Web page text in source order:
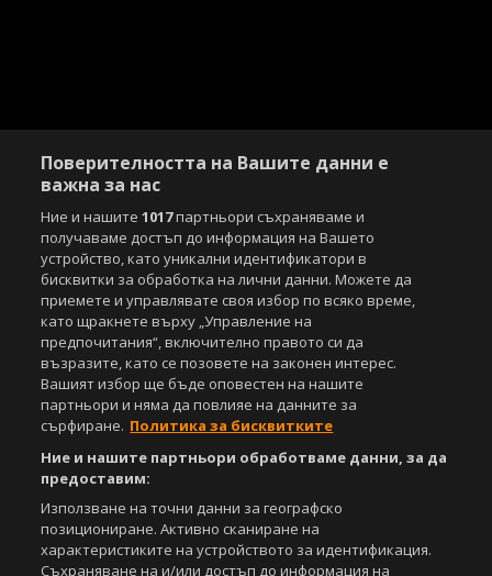
Copyright © 2007-2026 Агенция Спортал. Всички права запазени.
Този уебсайт е собственост на Sportal Media Group
За нас Екип За рекламa
Общи условия
Етични правила на НСС
Лични данни
Управление на предпочитания
Съдържанието на този уеб сайт и технологиите, използвани в него, са
под закрила на Закона за авторското право и сродните му права.
Всички статии, репортажи, интервюта и други текстови, графични и
видео материали, публикувани в сайта, са собственост на Агенция
Спортал, освен ако изрично е посочено друго. Допуска се
публикуване на текстови материали само след писмено съгласие на
Агенция Спортал, посочване на източника и добавяне на линк към
www.sportal.bg. Използването на графични и видео материали,
публикувани в сайта, е строго забранено. Нарушителите ще бъдат
Поверителността на Вашите данни е
важна за нас
Ние и нашите1017партньори съхраняваме и
получаваме достъп до информация на Вашето
устройство, като уникални идентификатори в
бисквитки за обработка на лични данни. Можете да
приемете и управлявате своя избор по всяко време,
като щракнете върху „Управление на
предпочитания“, включително правото си да
възразите, като се позовете на законен интерес.
Вашият избор ще бъде оповестен на нашите
партньори и няма да повлияе на данните за
сърфиране. Политика за бисквитките
Ние и нашите партньори обработваме данни, за да
предоставим:
Използване на точни данни за географско
позициониране. Активно сканиране на
характеристиките на устройството за идентификация.
Съхраняване на и/или достъп до информация на